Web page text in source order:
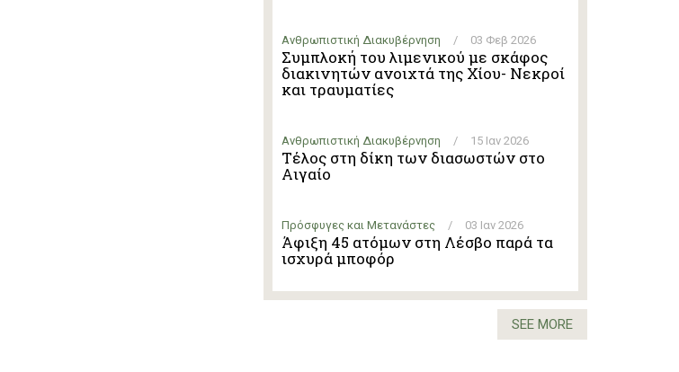
Ανθρωπιστική Διακυβέρνηση / 03 Φεβ 2026
Συμπλοκή του λιμενικού με σκάφος
διακινητών ανοιχτά της Χίου- Νεκροί
και τραυματίες
Ανθρωπιστική Διακυβέρνηση / 15 Ιαν 2026
Τέλος στη δίκη των διασωστών στο
Αιγαίο
Πρόσφυγες και Μετανάστες / 03 Ιαν 2026
Άφιξη 45 ατόμων στη Λέσβο παρά τα
ισχυρά μποφόρ
SEE MORE